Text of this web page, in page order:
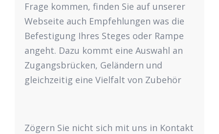
Frage kommen, finden Sie auf unserer
Webseite auch Empfehlungen was die
Befestigung Ihres Steges oder Rampe
angeht. Dazu kommt eine Auswahl an
Zugangsbrücken, Geländern und
gleichzeitig eine Vielfalt von Zubehör
Zögern Sie nicht sich mit uns in Kontakt